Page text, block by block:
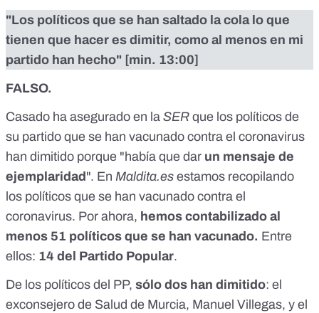
"Los políticos que se han saltado la cola lo que
tienen que hacer es dimitir, como al menos en mi
partido han hecho" [min. 13:00]
FALSO.
Casado ha asegurado en la SER que los políticos de
su partido que se han vacunado contra el coronavirus
han dimitido porque "había que dar un mensaje de
ejemplaridad ". En Maldita.es estamos recopilando
los políticos que se han vacunado contra el
coronavirus. Por ahora, hemos contabilizado al
menos 51 políticos que se han vacunado. Entre
ellos: 14 del Partido Popular.
De los políticos del PP, sólo dos han dimitido: el
exconsejero de Salud de Murcia, Manuel Villegas, y el